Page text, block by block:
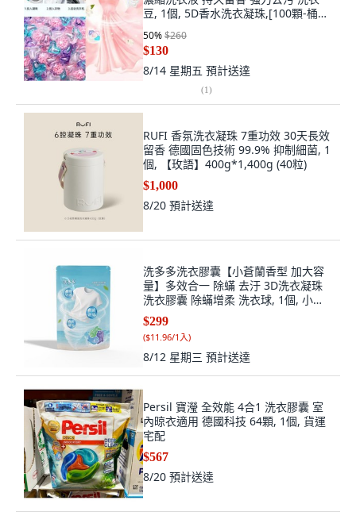
豆, 1個, 5D香水洗衣凝珠,[100顆-桶
裝]香氣撲鼻
50%$260
$130
8/14 星期五 預計送達
(1)
RUFI 香氛洗衣凝珠 7重功效 30天長效
留香 德國固色技術 99.9% 抑制細菌, 1
個, 【玫語】400g*1,400g (40粒)
$1,000
8/20 預計送達
洗多多洗衣膠囊【小蒼蘭香型 加大容
量】多效合一 除蟎 去汙 3D洗衣凝珠
洗衣膠囊 除蟎增柔 洗衣球, 1個, 小蒼
蘭,25顆/袋, 25顆
$299
($11.96/1入)
8/12 星期三 預計送達
Persil 寶瀅 全效能 4合1 洗衣膠囊 室
內晾衣適用 德國科技 64顆, 1個, 貨運
宅配
$567
8/20 預計送達